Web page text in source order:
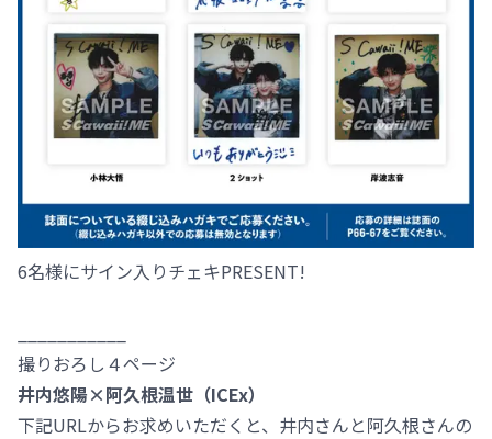
6名様にサイン入りチェキPRESENT!
撮りおろし４ページ
井内悠陽×阿久根温世（ICEx）
下記URLからお求めいただくと、井内さんと阿久根さんの